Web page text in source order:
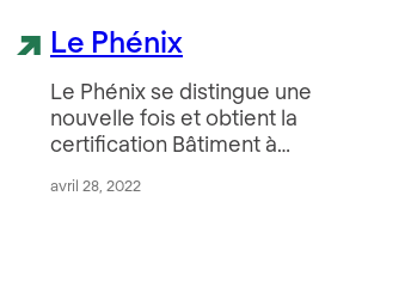
Le Phénix
Le Phénix se distingue une
nouvelle fois et obtient la
certification Bâtiment à…
avril 28, 2022